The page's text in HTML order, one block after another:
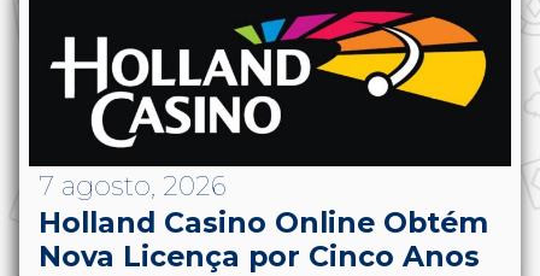
7 agosto, 2026
Holland Casino Online Obtém
Nova Licença por Cinco Anos